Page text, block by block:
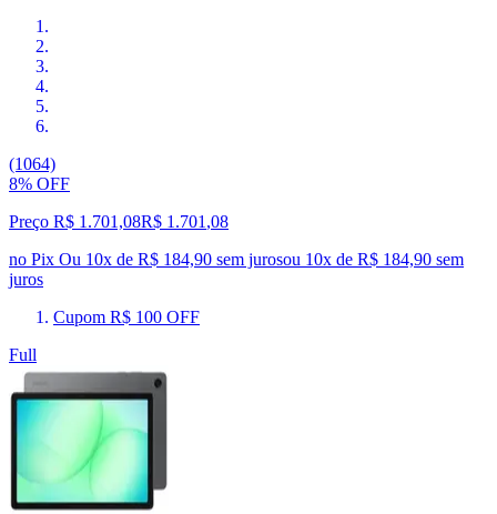
(1064)
8% OFF
Preço R$ 1.701,08R$ 1.701 ,08
no Pix Ou 10x de R$ 184,90 sem jurosou 10x de R$ 184,90 sem
juros
Cupom R$ 100 OFF
Full